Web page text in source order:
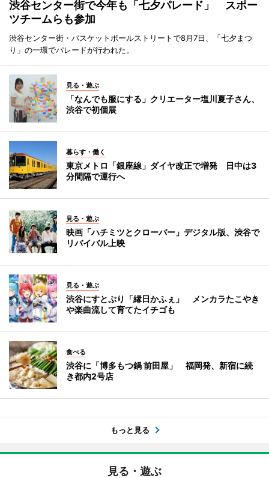
渋谷センター街で今年も「七夕パレード」 スポー
ツチームらも参加
渋谷センター街・バスケットボールストリートで8月7日、「七夕まつ
り」の一環でパレードが行われた。
見る・遊ぶ
「なんでも服にする」クリエーター塩川夏子さん、
渋谷で初個展
暮らす・働く
東京メトロ「銀座線」ダイヤ改正で増発 日中は3
分間隔で運行へ
見る・遊ぶ
映画「ハチミツとクローバー」デジタル版、渋谷で
リバイバル上映
見る・遊ぶ
渋谷にすとぷり「縁日かふぇ」 メンカラたこやき
や楽曲流して育てたイチゴも
食べる
渋谷に「博多もつ鍋 前田屋」 福岡発、新宿に続
き都内2号店
もっと見る
見る・遊ぶ